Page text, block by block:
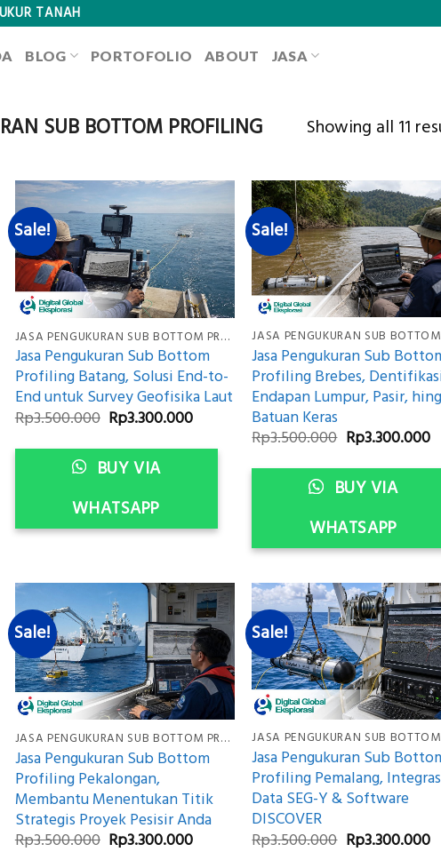
TANAH
BLOG PORTOFOLIO ABOUT JASA
SUB BOTTOM PROFILING Showing all 11
Sale!
JASA PENGUKURAN SUB BOTTOM PROFILING
Jasa Pengukuran Sub Bottom
Profiling Batang, Solusi End-to-
End untuk Survey Geofisika Laut
Rp3.500.000 Original
price
was:
Rp3.500.000.
Rp3.300.000Current
is:
Rp3.300.000.
BUY VIA
WHATSAPP
Sale!
Jasa Pengukuran Sub
Profiling Brebes,
Endapan Lumpur, Pasir,
Batuan Keras
Rp3.500.000 Original
price
was:
Rp3.500.000.
Rp3.300.000
BUY VIA
WHATSAPP
Sale!
JASA PENGUKURAN SUB BOTTOM PROFILING
Jasa Pengukuran Sub Bottom
Profiling Pekalongan,
Membantu Menentukan Titik
Strategis Proyek Pesisir Anda
Rp3.500.000 Original
Rp3.300.000Current
Sale!
Jasa Pengukuran Sub
Profiling Pemalang,
Data SEG-Y & Software
DISCOVER
Rp3.500.000 Original
Rp3.300.000